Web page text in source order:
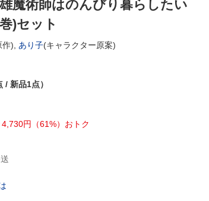
魔術師はのんびり暮らしたい
)セット
), あり子(キャラクター原案)
新品1点）
4,730円 （61%） おトク